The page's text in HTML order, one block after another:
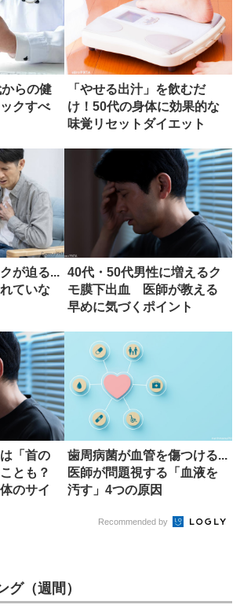
らの健
クすべ
「やせる出汁」を飲むだ
け！50代の身体に効果的な
味覚リセットダイエット
が迫る...
ていな
40代・50代男性に増えるク
モ膜下出血 医師が教える
早めに気づくポイント
「首の
とも？
のサイ
歯周病菌が血管を傷つける...
医師が問題視する「血液を
汚す」4つの原因
Recommended by
グ（週間）